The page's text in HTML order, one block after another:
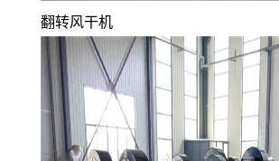
翻转风干机